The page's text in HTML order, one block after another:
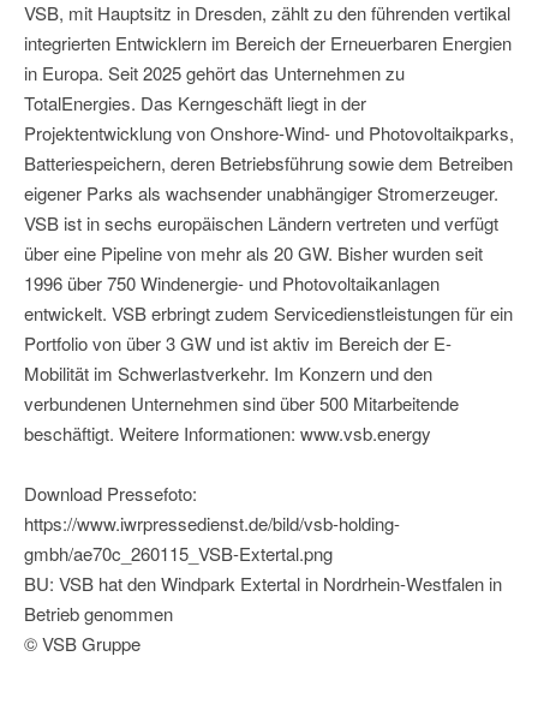
VSB, mit Hauptsitz in Dresden, zählt zu den führenden vertikal
integrierten Entwicklern im Bereich der Erneuerbaren Energien
in Europa. Seit 2025 gehört das Unternehmen zu
TotalEnergies. Das Kerngeschäft liegt in der
Projektentwicklung von Onshore-Wind- und Photovoltaikparks,
Batteriespeichern, deren Betriebsführung sowie dem Betreiben
eigener Parks als wachsender unabhängiger Stromerzeuger.
VSB ist in sechs europäischen Ländern vertreten und verfügt
über eine Pipeline von mehr als 20 GW. Bisher wurden seit
1996 über 750 Windenergie- und Photovoltaikanlagen
entwickelt. VSB erbringt zudem Servicedienstleistungen für ein
Portfolio von über 3 GW und ist aktiv im Bereich der E-
Mobilität im Schwerlastverkehr. Im Konzern und den
verbundenen Unternehmen sind über 500 Mitarbeitende
beschäftigt. Weitere Informationen: www.vsb.energy
Download Pressefoto:
https://www.iwrpressedienst.de/bild/vsb-holding-
gmbh/ae70c_260115_VSB-Extertal.png
BU: VSB hat den Windpark Extertal in Nordrhein-Westfalen in
Betrieb genommen
© VSB Gruppe